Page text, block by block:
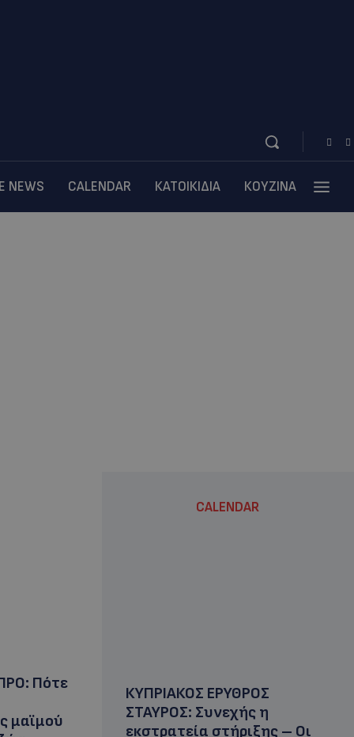
NEWS CALENDAR ΚΑΤΟΙΚΙΔΙΑ ΚΟΥΖΙΝΑ
Πότε
μαϊμού
CALENDAR
ΚΥΠΡΙΑΚΟΣ ΕΡΥΘΡΟΣ
ΣΤΑΥΡΟΣ: Συνεχής η
εκστρατεία στήριξης – Οι